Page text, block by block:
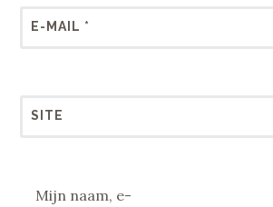
E-MAIL *
SITE
Mijn naam, e-